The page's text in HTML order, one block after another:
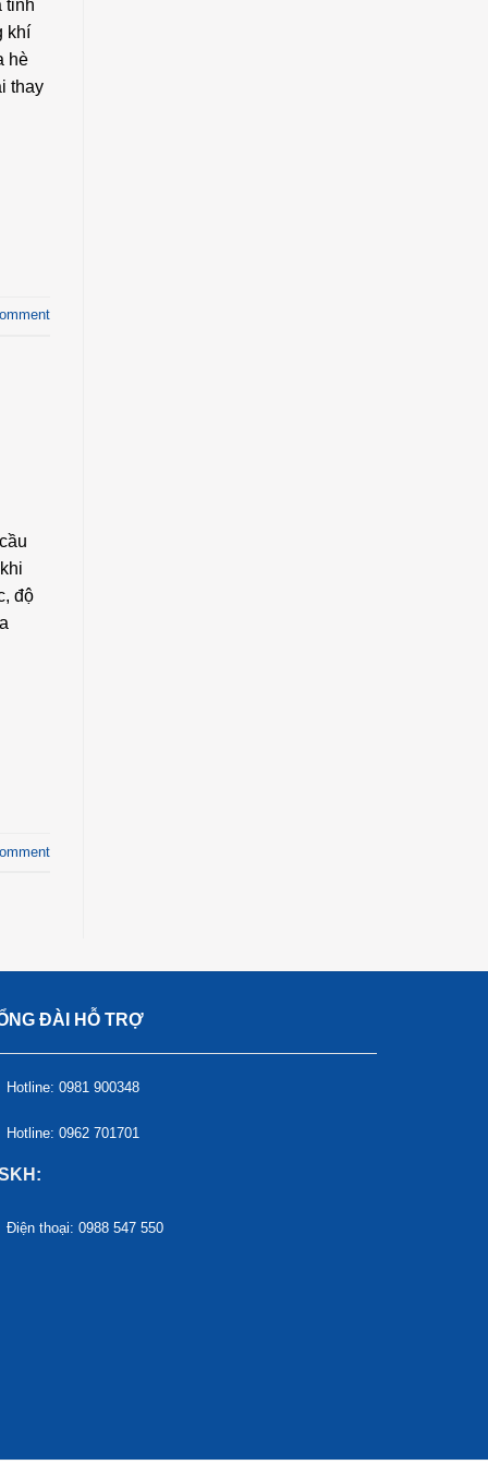
tỉnh
khí
hè
thay
độ
ĐÀI HỖ TRỢ
Hotline: 0981 900348
Hotline: 0962 701701
Điện thoại: 0988 547 550